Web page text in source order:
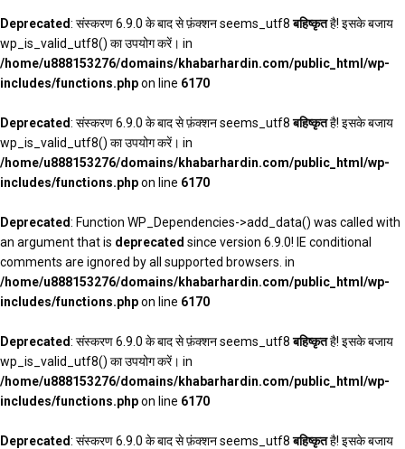
Deprecated: संस्करण 6.9.0 के बाद से फ़ंक्शन seems_utf8बहिष्कृतहै! इसके बजाय
wp_is_valid_utf8() का उपयोग करें। in
/home/u888153276/domains/khabarhardin.com/public_html/wp-
includes/functions.phpon line 6170
Deprecated: संस्करण 6.9.0 के बाद से फ़ंक्शन seems_utf8बहिष्कृतहै! इसके बजाय
wp_is_valid_utf8() का उपयोग करें। in
/home/u888153276/domains/khabarhardin.com/public_html/wp-
includes/functions.phpon line 6170
Deprecated: Function WP_Dependencies->add_data() was called with
an argument that is deprecated since version 6.9.0! IE conditional
comments are ignored by all supported browsers. in
/home/u888153276/domains/khabarhardin.com/public_html/wp-
includes/functions.phpon line 6170
Deprecated: संस्करण 6.9.0 के बाद से फ़ंक्शन seems_utf8बहिष्कृतहै! इसके बजाय
wp_is_valid_utf8() का उपयोग करें। in
/home/u888153276/domains/khabarhardin.com/public_html/wp-
includes/functions.phpon line 6170
Deprecated: संस्करण 6.9.0 के बाद से फ़ंक्शन seems_utf8बहिष्कृतहै! इसके बजाय